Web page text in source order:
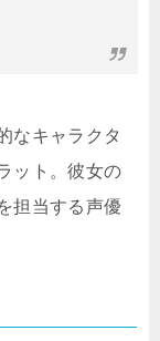
なキャラクタ
ット。彼女の
担当する声優